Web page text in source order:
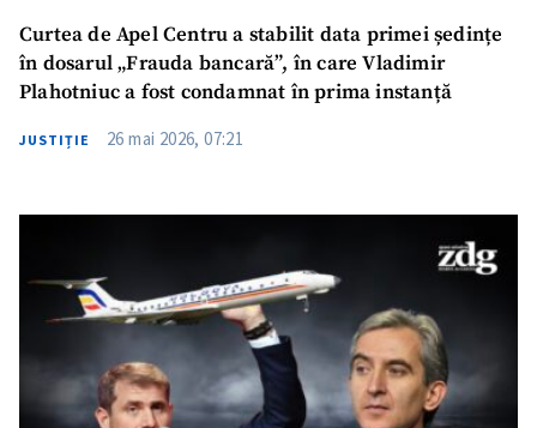
Curtea de Apel Centru a stabilit data primei ședințe
în dosarul „Frauda bancară”, în care Vladimir
Plahotniuc a fost condamnat în prima instanță
JUSTIȚIE 26 mai 2026, 07:21